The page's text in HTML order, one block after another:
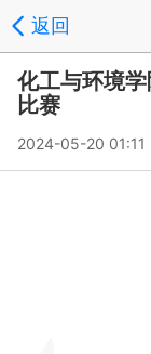
返回
化工与环境
比赛
2024-05-20 01:11